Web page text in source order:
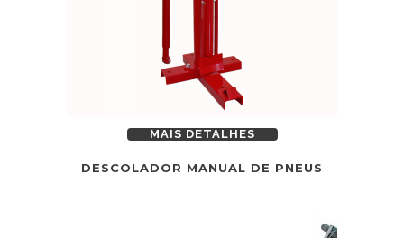
MAIS DETALHES
DESCOLADOR MANUAL DE PNEUS